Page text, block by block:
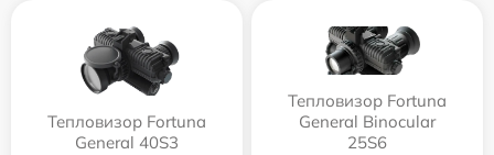
Тепловизор Fortuna
General 40S3
Тепловизор Fortuna
General Binocular
25S6